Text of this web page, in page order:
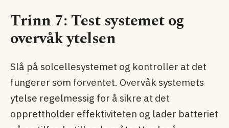
Trinn 7: Test systemet og
overvåk ytelsen
Slå på solcellesystemet og kontroller at det
fungerer som forventet. Overvåk systemets
ytelse regelmessig for å sikre at det
opprettholder effektiviteten og lader batteriet